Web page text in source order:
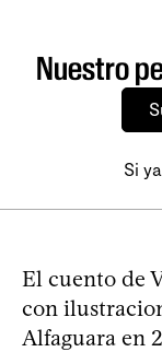
Nuestro
Si
El cuento de
con
Alfaguara en